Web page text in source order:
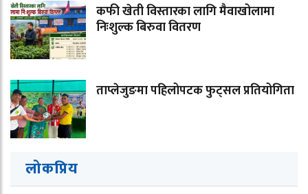
कफी खेती विस्तारका लागि मैवाखोलामा
निःशुल्क बिरुवा वितरण
ताप्लेजुङमा पहिलोपटक फुट्सल प्रतियोगिता
लोकप्रिय